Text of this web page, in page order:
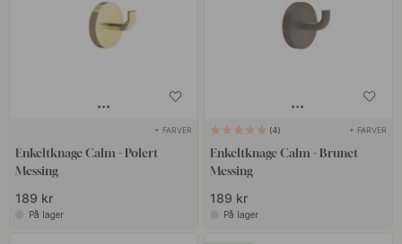
+ FARVER
Enkeltknage Calm - Polert
Messing
189 kr
På lager
4 + FARVER
Enkeltknage Calm - Brunet
Messing
189 kr
På lager